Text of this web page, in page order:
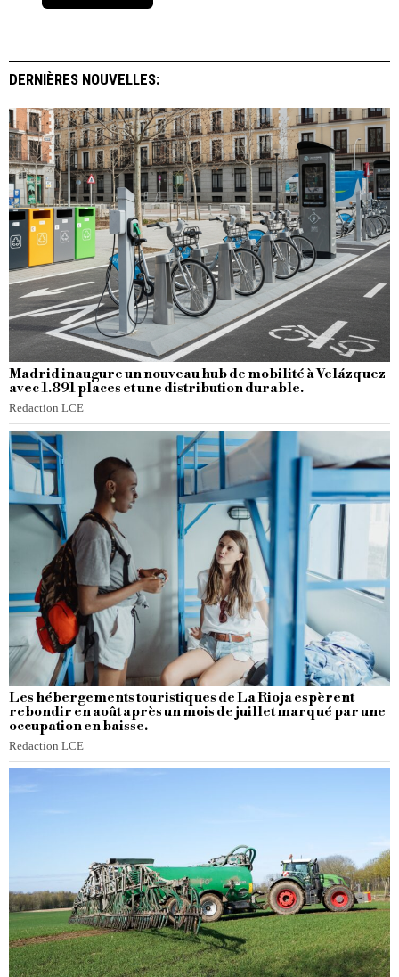
DERNIÈRES NOUVELLES:
Madrid inaugure un nouveau hub de mobilité à Velázquez
avec 1.891 places et une distribution durable.
Redaction LCE
Les hébergements touristiques de La Rioja espèrent
rebondir en août après un mois de juillet marqué par une
occupation en baisse.
Redaction LCE